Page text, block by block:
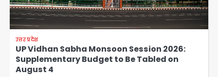
उत्तर प्रदेश
UP Vidhan Sabha Monsoon Session 2026:
Supplementary Budget to Be Tabled on
August 4